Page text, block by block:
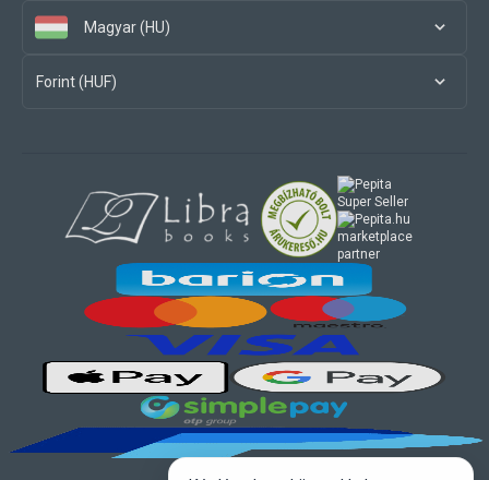
Magyar (HU)
Forint (HUF)
marketplace
partner